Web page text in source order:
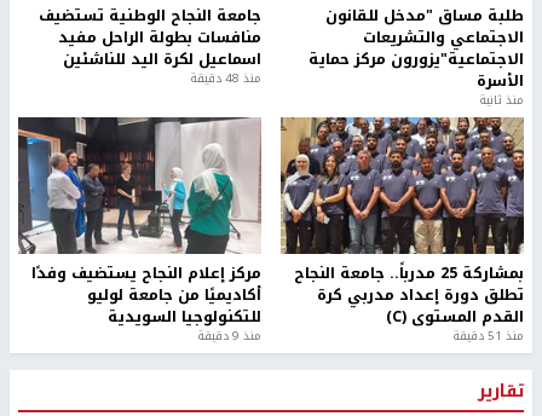
طلبة مساق "مدخل للقانون
الاجتماعي والتشريعات
الاجتماعية"يزورون مركز حماية
الأسرة
منذ ثانية
جامعة النجاح الوطنية تستضيف
منافسات بطولة الراحل مفيد
اسماعيل لكرة اليد للناشئين
منذ 48 دقيقة
بمشاركة 25 مدرباً.. جامعة النجاح
تطلق دورة إعداد مدربي كرة
القدم المستوى (C)
منذ 51 دقيقة
مركز إعلام النجاح يستضيف وفدًا
أكاديميًا من جامعة لوليو
للتكنولوجيا السويدية
منذ 9 دقيقة
تقارير